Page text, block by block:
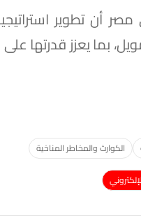
أن تطوير
بما يعزز قدرتها على
الكوارث والمخاطر المناخية